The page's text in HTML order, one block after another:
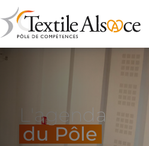
L'agenda
du Pôle
Panneau de gestion des cookies